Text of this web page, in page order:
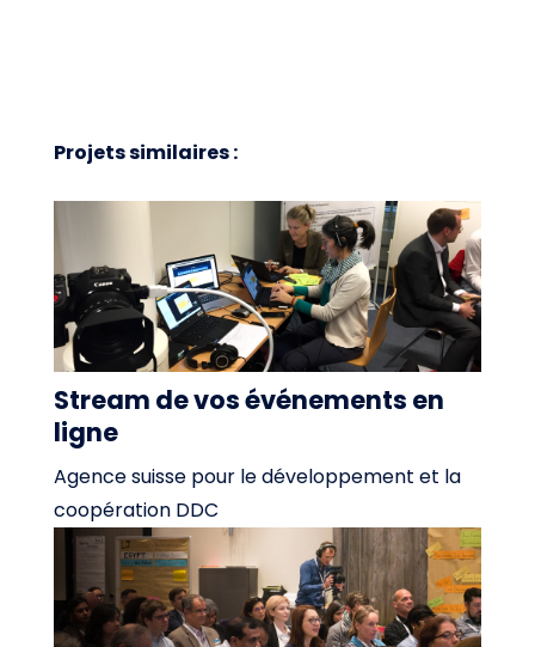
Projets similaires :
Stream de vos événements en
ligne
Agence suisse pour le développement et la
coopération DDC